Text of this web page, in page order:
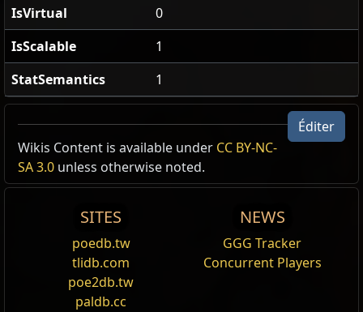
IsVirtual
0
IsScalable
1
StatSemantics
1
Archonte élémentaire
Archonte élémentaire est un type d'Effet bénéfique
• 25% Davantage de
Dégâts élémentairesavec les
• Vous ne pouvez pas infliger de DégâtsNon
élémentaires
avec lesSorts
Sortsentraînent 100% Davantage d'Accumulation
Éditer
Wikis Content is available under CC BY-NC-
SA 3.0 unless otherwise noted.
SITES
poedb.tw
tlidb.com
poe2db.tw
paldb.cc
NEWS
GGG Tracker
Concurrent Players